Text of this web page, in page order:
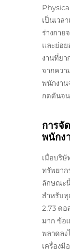
เป็นเวล
ร่างกา
และย่อย
งานที่ย
จากควา
พนักงาน
กดดันจ
การจั
พนักง
เมื่อบริ
ทรัพยาก
ลักษณะนี้
สำหรับทุ
2.73 ดอ
มาก ข้อ
พลาดลง
เครื่อง